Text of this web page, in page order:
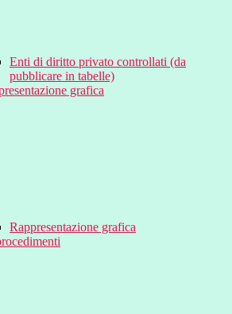
Enti di diritto privato controllati (da
pubblicare in tabelle)
grafica
Rappresentazione grafica